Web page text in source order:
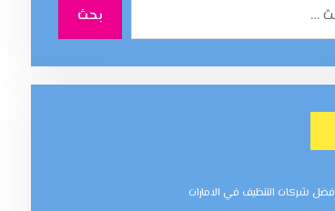
بحث
شركات التنظيف في الامارات